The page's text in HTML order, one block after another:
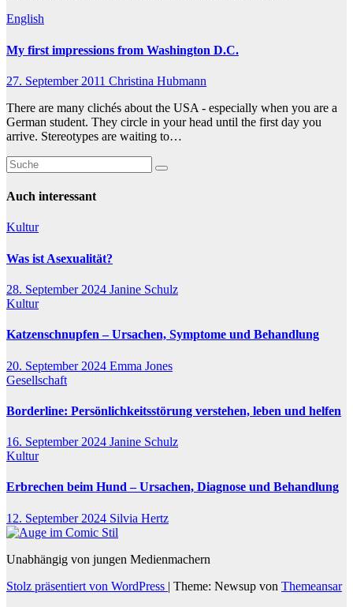
English
My first impressions from Washington D.C.
27. September 2011 Christina Hubmann
There are many clichés about the USA - especially when you are a
German student. They circle in your head until the first day you
arrive. Stereotypes are waiting to…
Auch interessant
Kultur
Was ist Asexualität?
28. September 2024 Janine Schulz
Kultur
Katzenschnupfen – Ursachen, Symptome und Behandlung
20. September 2024 Emma Jones
Gesellschaft
Borderline: Persönlichkeitsstörung verstehen, leben und helfen
16. September 2024 Janine Schulz
Kultur
Erbrechen beim Hund – Ursachen, Diagnose und Behandlung
12. September 2024 Silvia Hertz
Unabhängig von jungen Medienmachern
Stolz präsentiert von WordPress | Theme: Newsup von Themeansar